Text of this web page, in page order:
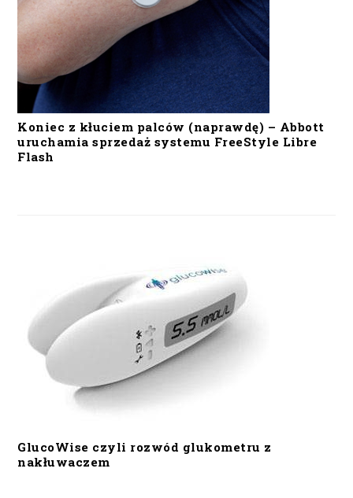
Koniec z kłuciem palców (naprawdę) – Abbott
uruchamia sprzedaż systemu FreeStyle Libre
Flash
GlucoWise czyli rozwód glukometru z
nakłuwaczem